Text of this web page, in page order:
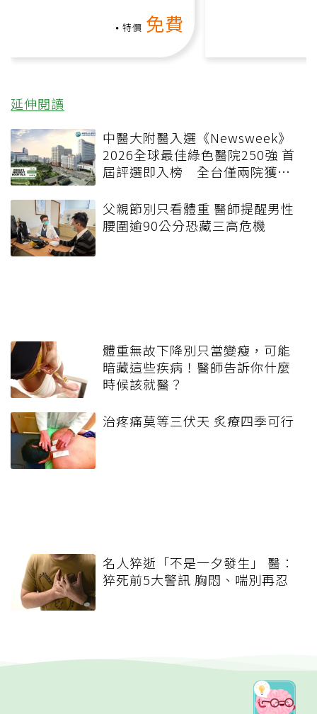
特價 免費
延伸閱讀
中醫大附醫入選《Newsweek》
2026全球最佳綠色醫院250強 首
屆評選即入榜 全台僅兩院獲
父親節別只看體重 醫師提醒男性
腰圍逾90公分恐藏三高危機
體重無故下降別只當變瘦，可能
暗藏這些疾病！醫師告訴你什麼
時候該就醫？
治疼痛莫等三伏天 炙療四季可行
名人猝逝「不是一夕發生」 醫：
猝死前5大警訊 胸悶、喘別再忍